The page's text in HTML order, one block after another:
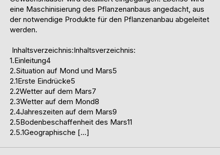
eine Maschinisierung des Pflanzenanbaus angedacht, aus
der notwendige Produkte für den Pflanzenanbau abgeleitet
werden.
Inhaltsverzeichnis:Inhaltsverzeichnis:
1.Einleitung4
2.Situation auf Mond und Mars5
2.1Erste Eindrücke5
2.2Wetter auf dem Mars7
2.3Wetter auf dem Mond8
2.4Jahreszeiten auf dem Mars9
2.5Bodenbeschaffenheit des Mars11
2.5.1Geographische […]